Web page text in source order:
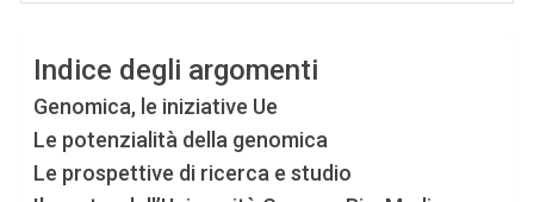
Indice degli argomenti
Genomica, le iniziative Ue
Le potenzialità della genomica
Le prospettive di ricerca e studio